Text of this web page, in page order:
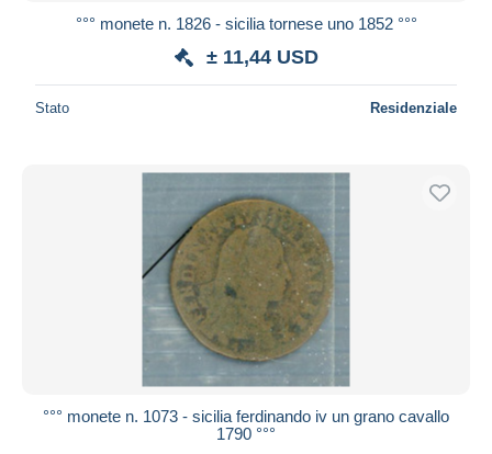
°°° monete n. 1826 - sicilia tornese uno 1852 °°°
± 11,44 USD
Stato Residenziale
°°° monete n. 1073 - sicilia ferdinando iv un grano cavallo
1790 °°°